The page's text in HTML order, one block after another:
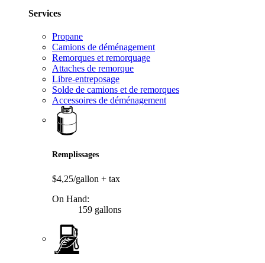
Services
Propane
Camions de déménagement
Remorques et remorquage
Attaches de remorque
Libre-entreposage
Solde de camions et de remorques
Accessoires de déménagement
Remplissages
$4,25/gallon + tax
On Hand:
159 gallons